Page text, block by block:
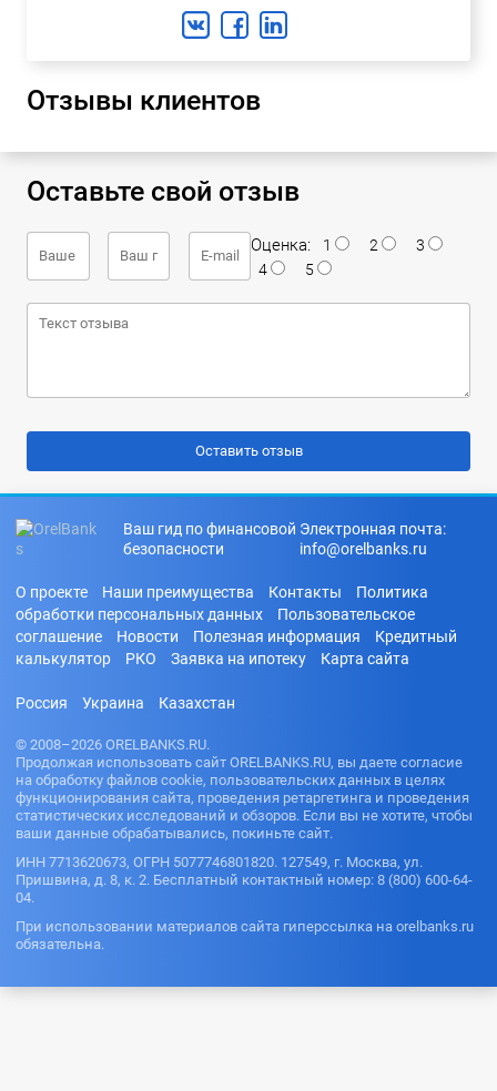
Отзывы клиентов
Оставьте свой отзыв
Оценка: 1 2
3
4
5
Ваш гид по финансовой
безопасности
Электронная почта:
info@orelbanks.ru
О проекте Наши преимущества Контакты
Политика
обработки персональных данных
Пользовательское
соглашение
Новости Полезная информация
Кредитный
калькулятор
РКО Заявка на ипотеку Карта сайта
Россия Украина Казахстан
© 2008–2026 ORELBANKS.RU.
Продолжая использовать сайт ORELBANKS.RU, вы даете согласие
на обработку файлов cookie, пользовательских данных в целях
функционирования сайта, проведения ретаргетинга и проведения
статистических исследований и обзоров. Если вы не хотите, чтобы
ваши данные обрабатывались, покиньте сайт.
ИНН 7713620673, ОГРН 5077746801820. 127549, г. Москва, ул.
Пришвина, д. 8, к. 2. Бесплатный контактный номер: 8 (800) 600-64-
04.
При использовании материалов сайта гиперссылка на orelbanks.ru
обязательна.